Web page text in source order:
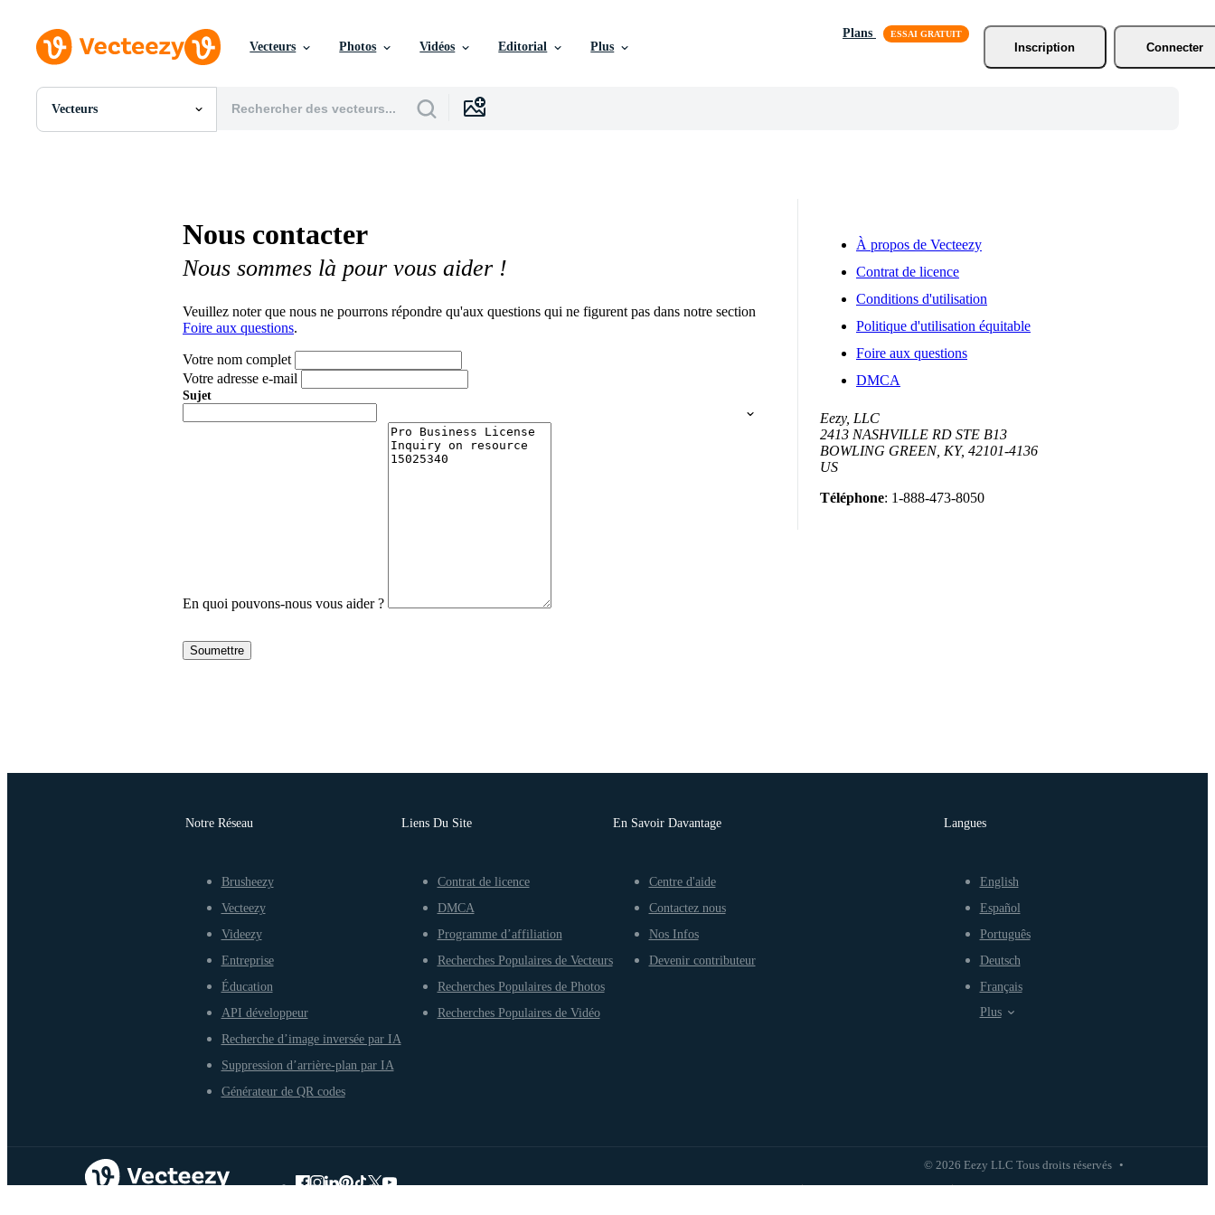
Vecteurs Photos Vidéos Editorial Plus
Plans
Inscription
Connecter
Vecteurs
Toutes Images
Événements Éditoriaux
Nous contacter
Nous sommes là pour vous aider !
Veuillez noter que nous ne pourrons répondre qu'aux questions qui ne figurent pas dans notre section
Foire aux questions.
Votre nom complet
Votre adresse e-mail
Sujet
En quoi pouvons-nous vous aider ?
Soumettre
À propos de Vecteezy
Contrat de licence
Conditions d'utilisation
Politique d'utilisation équitable
Foire aux questions
DMCA
Eezy, LLC
2413 NASHVILLE RD STE B13
BOWLING GREEN, KY, 42101-4136
US
Téléphone: 1-888-473-8050
Notre Réseau
Brusheezy
Vecteezy
Videezy
Entreprise
Éducation
API développeur
Recherche d’image inversée par IA
Suppression d’arrière-plan par IA
Générateur de QR codes
Liens Du Site
Contrat de licence
DMCA
Programme d’affiliation
Recherches Populaires de Vecteurs
Recherches Populaires de Photos
Recherches Populaires de Vidéo
En Savoir Davantage
Centre d'aide
Contactez nous
Nos Infos
Devenir contributeur
© 2026 Eezy LLC Tous droits réservés •
Langues
English
Español
Português
Deutsch
Français
Plus